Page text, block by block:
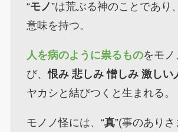
“モノ”は荒ぶる神のことであり
意味を持つ。
人を病のように祟るものをモノ
び、恨み 悲しみ 憎しみ 激しい
ヤカシと結びつくと生まれる。
モノノ怪には、“真”(事のありさ